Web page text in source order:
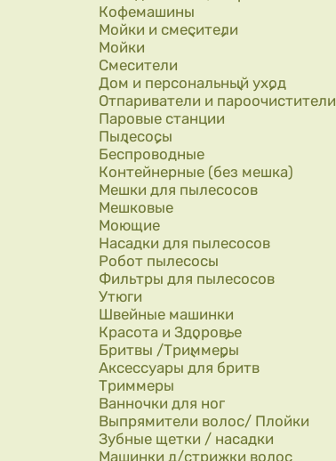
Кофемашины
Мойки и смесители
Мойки
Смесители
Дом и персональный уход
Отпариватели и пароочистители
Паровые станции
Пылесосы
Беспроводные
Контейнерные (без мешка)
Мешки для пылесосов
Мешковые
Моющие
Насадки для пылесосов
Робот пылесосы
Фильтры для пылесосов
Утюги
Швейные машинки
Красота и Здоровье
Бритвы /Триммеры
Аксессуары для бритв
Триммеры
Ванночки для ног
Выпрямители волос/ Плойки
Зубные щетки / насадки
Машинки д/стрижки волос